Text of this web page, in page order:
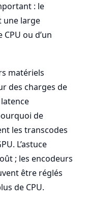
: le
une large
ou d’un
matériels
des charges de
de
les transcodes
L’astuce
; les encodeurs
être réglés
de CPU.